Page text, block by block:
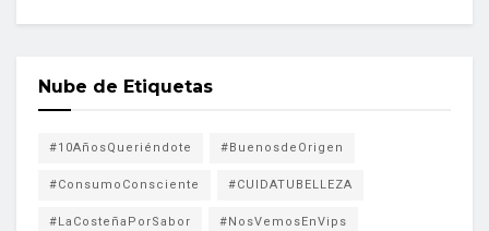
Nube de Etiquetas
#10AñosQueriéndote #BuenosdeOrigen
#ConsumoConsciente #CUIDATUBELLEZA
#LaCosteñaPorSabor #NosVemosEnVips